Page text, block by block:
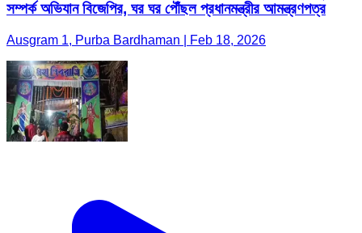
সম্পর্ক অভিযান বিজেপির, ঘর ঘর পৌঁছল প্রধানমন্ত্রীর আমন্ত্রণপত্র
Ausgram 1, Purba Bardhaman | Feb 18, 2026